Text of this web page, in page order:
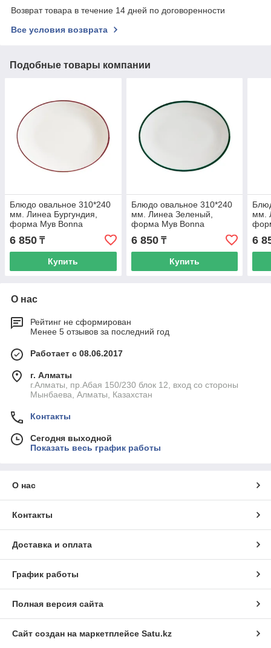
Возврат товара в течение 14 дней по договоренности
Все условия возврата
Подобные товары компании
Блюдо овальное 310*240
мм. Линеа Бургундия,
форма Мув Bonna
6 850 ₸
Купить
Блюдо овальное 310*240
мм. Линеа Зеленый,
форма Мув Bonna
6 850₸
Купить
мм.
6
О нас
Рейтинг не сформирован
Менее 5 отзывов за последний год
Работает с 08.06.2017
г. Алматы
г.Алматы, пр.Абая 150/230 блок 12, вход со стороны
Мынбаева, Алматы, Казахстан
Контакты
Сегодня выходной
Показать весь график работы
О нас
Контакты
Доставка и оплата
График работы
Полная версия сайта
Сайт создан на маркетплейсе Satu.kz